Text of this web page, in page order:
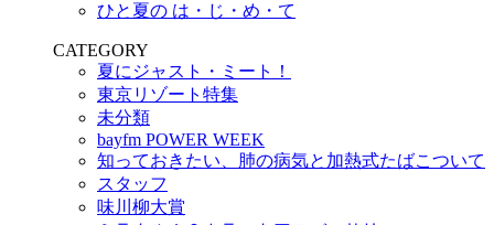
ひと夏の は・じ・め・て
CATEGORY
夏にジャスト・ミート！
東京リゾート特集
未分類
bayfm POWER WEEK
知っておきたい、肺の病気と加熱式たばこついて
スタッフ
味川柳大賞